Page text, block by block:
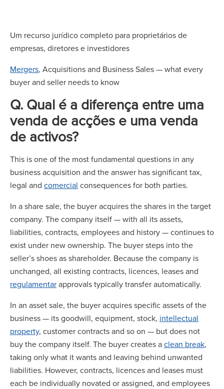
Um recurso jurídico completo para proprietários de
empresas, diretores e investidores
Mergers, Acquisitions and Business Sales — what every
buyer and seller needs to know
Q. Qual é a diferença entre uma
venda de acções e uma venda
de activos?
This is one of the most fundamental questions in any
business acquisition and the answer has significant tax,
legal and comercial consequences for both parties.
In a share sale, the buyer acquires the shares in the target
company. The company itself — with all its assets,
liabilities, contracts, employees and history — continues to
exist under new ownership. The buyer steps into the
seller’s shoes as shareholder. Because the company is
unchanged, all existing contracts, licences, leases and
regulamentarapprovals typically transfer automatically.
In an asset sale, the buyer acquires specific assets of the
business — its goodwill, equipment, stock, intellectual
property, customer contracts and so on — but does not
buy the company itself. The buyer creates aclean break,
taking only what it wants and leaving behind unwanted
liabilities. However, contracts, licences and leases must
each be individually novated or assigned, and employees